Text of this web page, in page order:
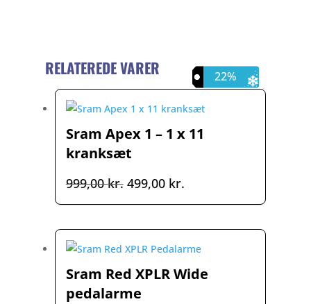
RELATEREDE VARER 50%
Sram Apex 1 – 1 x 11
kranksæt
999,00kr. Den
oprindelige
999,00 kr..
499,00 kr.Den
aktuelle
499,00 kr..
21%
Sram Red XPLR Wide
pedalarme
22%